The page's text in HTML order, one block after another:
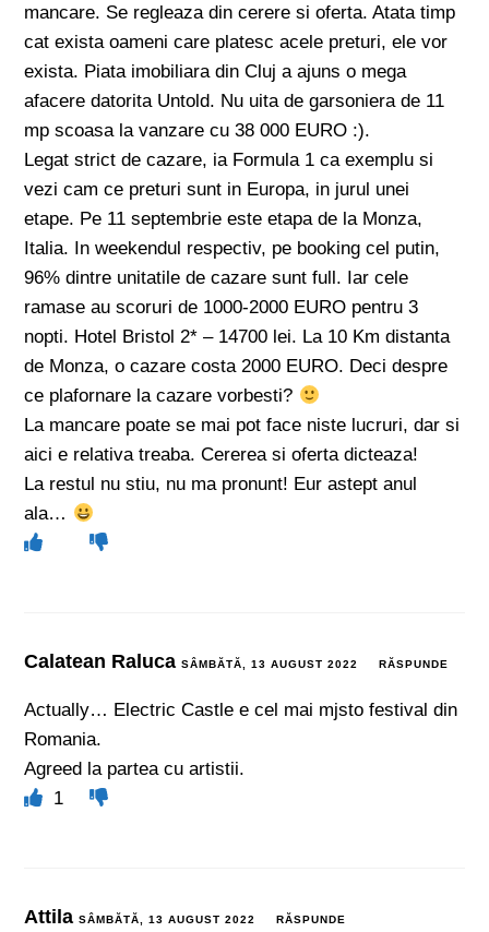
mancare. Se regleaza din cerere si oferta. Atata timp
cat exista oameni care platesc acele preturi, ele vor
exista. Piata imobiliara din Cluj a ajuns o mega
afacere datorita Untold. Nu uita de garsoniera de 11
mp scoasa la vanzare cu 38 000 EURO :).
Legat strict de cazare, ia Formula 1 ca exemplu si
vezi cam ce preturi sunt in Europa, in jurul unei
etape. Pe 11 septembrie este etapa de la Monza,
Italia. In weekendul respectiv, pe booking cel putin,
96% dintre unitatile de cazare sunt full. Iar cele
ramase au scoruri de 1000-2000 EURO pentru 3
nopti. Hotel Bristol 2* – 14700 lei. La 10 Km distanta
de Monza, o cazare costa 2000 EURO. Deci despre
ce plafornare la cazare vorbesti?
La mancare poate se mai pot face niste lucruri, dar si
aici e relativa treaba. Cererea si oferta dicteaza!
La restul nu stiu, nu ma pronunt! Eur astept anul
ala…
Calatean RalucaSÂMBĂTĂ, 13 AUGUST 2022 RĂSPUNDE
Actually… Electric Castle e cel mai mjsto festival din
Romania.
Agreed la partea cu artistii.
1
AttilaSÂMBĂTĂ, 13 AUGUST 2022 RĂSPUNDE